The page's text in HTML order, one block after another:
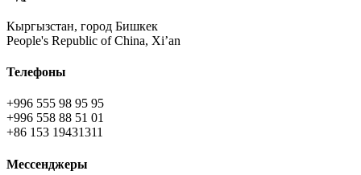
Кыргызстан, город Бишкек
People's Republic of China, Xi’an
Телефоны
+996 555 98 95 95
+996 558 88 51 01
+86 153 19431311
Мессенджеры